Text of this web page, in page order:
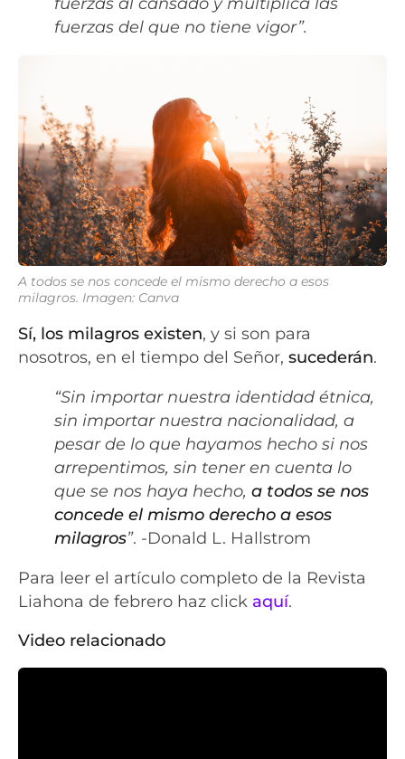
fuerzas del que no tiene vigor”.
A todos se nos concede el mismo derecho a esos
milagros. Imagen: Canva
Sí, los milagros existen, y si son para
nosotros, en el tiempo del Señor, sucederán.
“Sin importar nuestra identidad étnica,
sin importar nuestra nacionalidad, a
pesar de lo que hayamos hecho si nos
arrepentimos, sin tener en cuenta lo
que se nos haya hecho, a todos se nos
concede el mismo derecho a esos
milagros”. -Donald L. Hallstrom
Para leer el artículo completo de la Revista
Liahona de febrero haz click aquí.
Video relacionado